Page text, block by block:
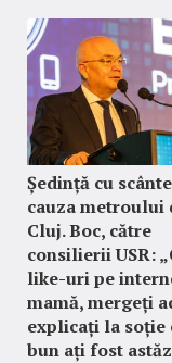
Ședință cu
cauza metroului
Cluj. Boc, către
consilierii USR:
like-uri pe
mamă, mergeți
explicați la soție
bun ați fost